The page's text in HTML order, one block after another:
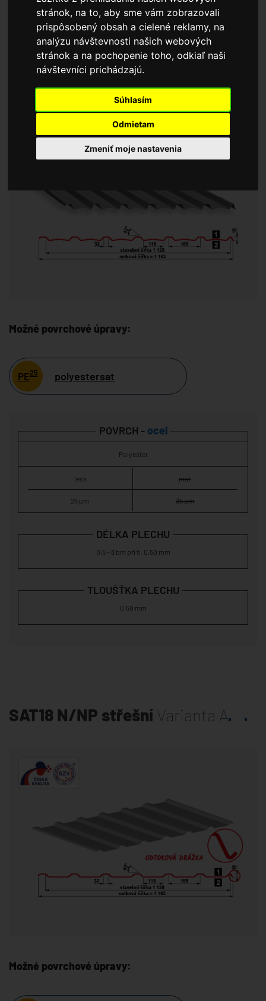
stránok, na to, aby sme vám zobrazovali
prispôsobený obsah a cielené reklamy, na
analýzu návštevnosti našich webových
stránok a na pochopenie toho, odkiaľ naši
návštevníci prichádzajú.
Súhlasím
Odmietam
Zmeniť moje nastavenia
Bonus
SAT18 NP Trend střešní
Možné povrchové úpravy:
PE25 polyestersat
POVRCH - ocel
Polyester
lesk mat
25 µm 35 µm
DÉLKA PLECHU
0,5 - 8 bm při tl. 0,50 mm
TLOUŠŤKA PLECHU
0,50 mm
SAT18 N/NP střešní Varianta A
Možné povrchové úpravy: